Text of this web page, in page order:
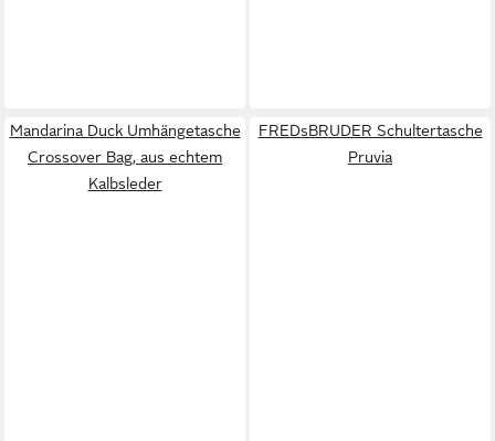
Mandarina Duck Umhängetasche
Crossover Bag, aus echtem
Kalbsleder
FREDsBRUDER Schultertasche
Pruvia